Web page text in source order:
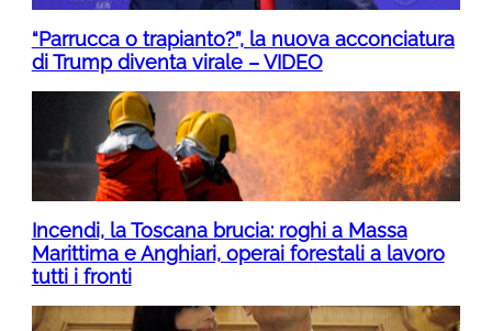
“Parrucca o trapianto?”, la nuova acconciatura
di Trump diventa virale – VIDEO
Incendi, la Toscana brucia: roghi a Massa
Marittima e Anghiari, operai forestali a lavoro
tutti i fronti